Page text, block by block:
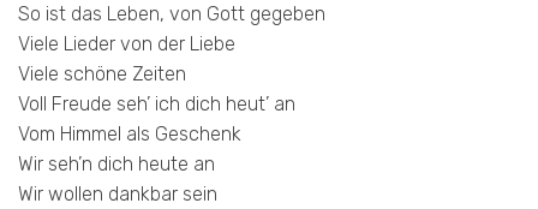
So ist das Leben, von Gott gegeben
Viele Lieder von der Liebe
Viele schöne Zeiten
Voll Freude seh’ ich dich heut’ an
Vom Himmel als Geschenk
Wir seh’n dich heute an
Wir wollen dankbar sein